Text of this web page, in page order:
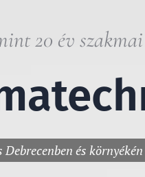
20 év
Debrecenben és környékén